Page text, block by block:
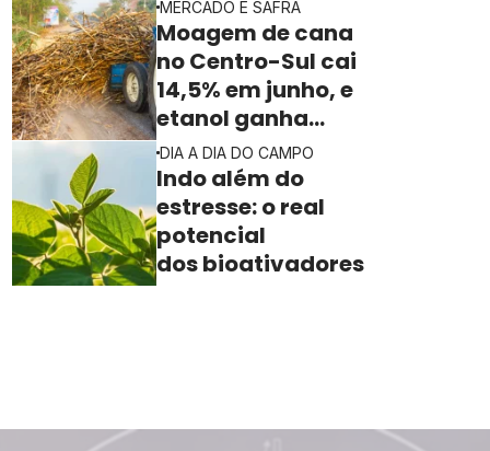
especiais brasileiros no exterior
MERCADO E SAFRA
Moagem de cana
no Centro-Sul cai
14,5% em junho, e
etanol ganha
espaço na safra
2026/27
DIA A DIA DO CAMPO
Indo além do
estresse: o real
potencial
dos bioativadores